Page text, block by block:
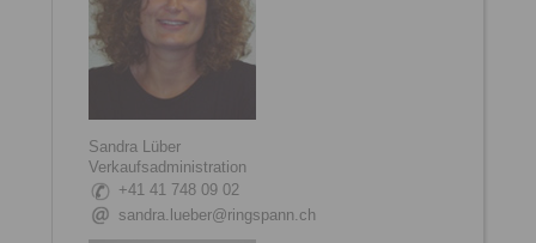
Sandra Lüber
Verkaufsadministration
+41 41 748 09 02
sandra.lueber@ringspann.ch